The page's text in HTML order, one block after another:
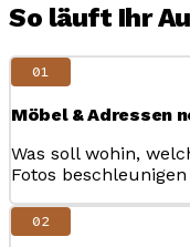
So läuft Ihr
01
Möbel & Adressen
Was soll wohin,
Fotos
02